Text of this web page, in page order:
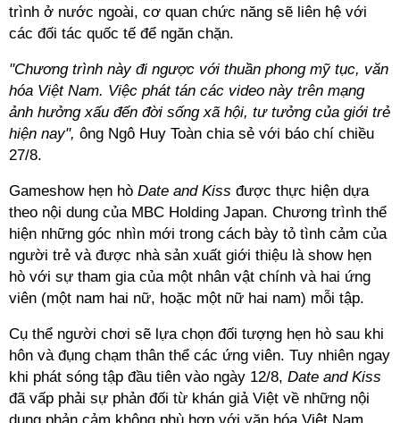
trình ở nước ngoài, cơ quan chức năng sẽ liên hệ với
các đối tác quốc tế để ngăn chặn.
"Chương trình này đi ngược với thuần phong mỹ tục, văn
hóa Việt Nam. Việc phát tán các video này trên mạng
ảnh hưởng xấu đến đời sống xã hội, tư tưởng của giới trẻ
hiện nay", ông Ngô Huy Toàn chia sẻ với báo chí chiều
27/8.
Gameshow hẹn hò Date and Kiss được thực hiện dựa
theo nội dung của MBC Holding Japan. Chương trình thể
hiện những góc nhìn mới trong cách bày tỏ tình cảm của
người trẻ và được nhà sản xuất giới thiệu là show hẹn
hò với sự tham gia của một nhân vật chính và hai ứng
viên (một nam hai nữ, hoặc một nữ hai nam) mỗi tập.
Cụ thể người chơi sẽ lựa chọn đối tượng hẹn hò sau khi
hôn và đụng chạm thân thể các ứng viên. Tuy nhiên ngay
khi phát sóng tập đầu tiên vào ngày 12/8, Date and Kiss
đã vấp phải sự phản đối từ khán giả Việt về những nội